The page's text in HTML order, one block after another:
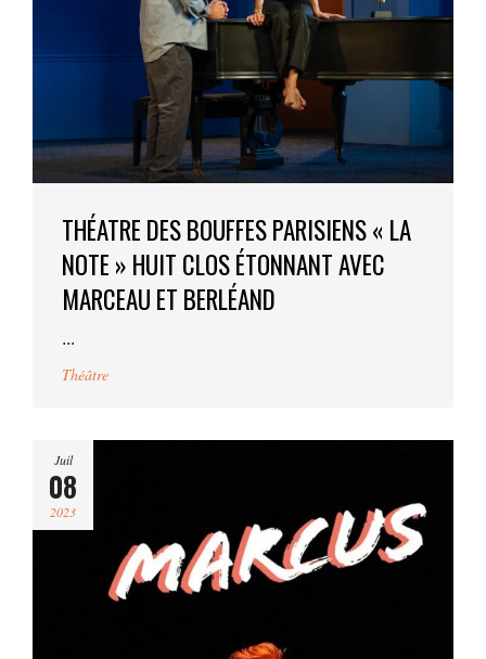
THÉATRE DES BOUFFES PARISIENS « LA
NOTE » HUIT CLOS ÉTONNANT AVEC
MARCEAU ET BERLÉAND
...
Théâtre
Juil
08
2023